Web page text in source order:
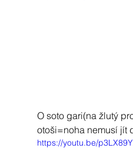
O soto gari(na žlutý
otoši=noha nemusí jít
https://youtu.be/